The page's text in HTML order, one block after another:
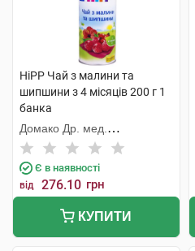
HiPP Чай з малини та
шипшини з 4 місяців 200 г 1
банка
Домако Др. мед.
Ауфдермаур АГ
Є в наявності
від 276.10 грн
КУПИТИ